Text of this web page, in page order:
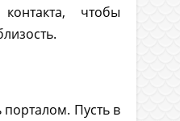
чтобы
Пусть в